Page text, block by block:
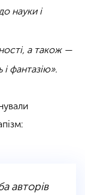
науки і
а також —
фантазію».
авторів